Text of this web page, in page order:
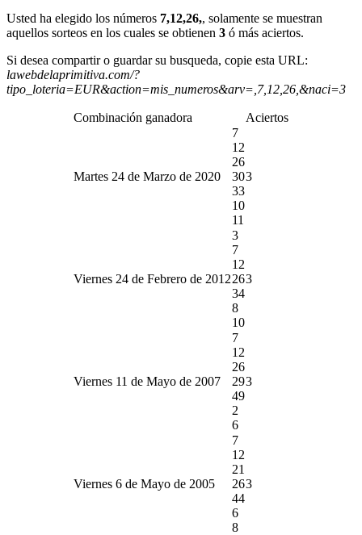
Usted ha elegido los números 7,12,26,, solamente se muestran
aquellos sorteos en los cuales se obtienen 3 ó más aciertos.
Si desea compartir o guardar su busqueda, copie esta URL:
lawebdelaprimitiva.com/?
tipo_loteria=EUR&action=mis_numeros&arv=,7,12,26,&naci=3
Combinación ganadora Aciertos
Martes 24 de Marzo de 2020
7
12
26
30
33
10
11
3
Viernes 24 de Febrero de 2012
3
7
12
26
34
8
10
3
Viernes 11 de Mayo de 2007
7
12
26
29
49
2
6
3
Viernes 6 de Mayo de 2005
7
12
21
26
44
6
8
3